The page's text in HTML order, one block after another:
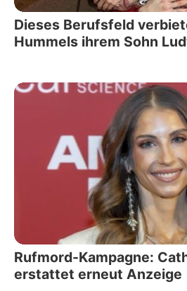
Dieses Berufsfeld
Hummels ihrem Sohn
Rufmord-Kampagne:
erstattet erneut Anzeige